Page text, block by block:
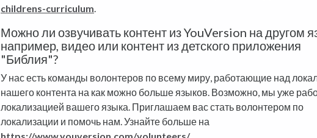
childrens-curriculum.
Можно ли озвучивать контент из YouVersion на другом
например, видео или контент из детского приложения
"Библия"?
У нас есть команды волонтеров по всему миру, работающие над
нашего контента на как можно больше языков. Возможно, мы уже
локализацией вашего языка. Приглашаем вас стать волонтером по
локализации и помочь нам. Узнайте больше на